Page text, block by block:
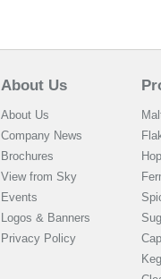
About Us
About Us
Company News
Brochures
View from Sky
Events
Logos & Banners
Privacy Policy